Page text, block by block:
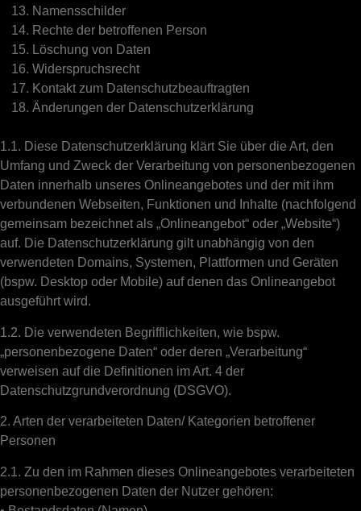
Namensschilder
Rechte der betroffenen Person
Löschung von Daten
Widerspruchsrecht
Kontakt zum Datenschutzbeauftragten
Änderungen der Datenschutzerklärung
1.1. Diese Datenschutzerklärung klärt Sie über die Art, den
Umfang und Zweck der Verarbeitung von personenbezogenen
Daten innerhalb unseres Onlineangebotes und der mit ihm
verbundenen Webseiten, Funktionen und Inhalte (nachfolgend
gemeinsam bezeichnet als „Onlineangebot“ oder „Website“)
auf. Die Datenschutzerklärung gilt unabhängig von den
verwendeten Domains, Systemen, Plattformen und Geräten
(bspw. Desktop oder Mobile) auf denen das Onlineangebot
ausgeführt wird.
1.2. Die verwendeten Begrifflichkeiten, wie bspw.
„personenbezogene Daten“ oder deren „Verarbeitung“
verweisen auf die Definitionen im Art. 4 der
Datenschutzgrundverordnung (DSGVO).
2. Arten der verarbeiteten Daten/ Kategorien betroffener
Personen
2.1. Zu den im Rahmen dieses Onlineangebotes verarbeiteten
personenbezogenen Daten der Nutzer gehören: